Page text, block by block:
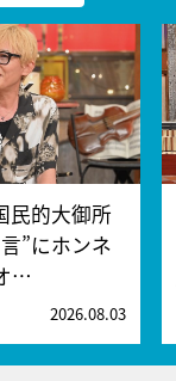
民的大御所
”にホンネ
…
2026.08.03